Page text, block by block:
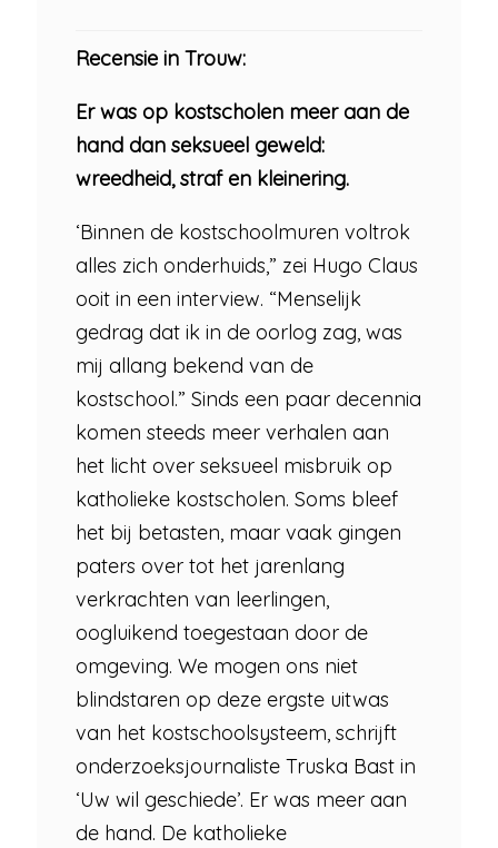
Recensie in Trouw:
Er was op kostscholen meer aan de
hand dan seksueel geweld:
wreedheid, straf en kleinering.
‘Binnen de kostschoolmuren voltrok
alles zich onderhuids,” zei Hugo Claus
ooit in een interview. “Menselijk
gedrag dat ik in de oorlog zag, was
mij allang bekend van de
kostschool.” Sinds een paar decennia
komen steeds meer verhalen aan
het licht over seksueel misbruik op
katholieke kostscholen. Soms bleef
het bij betasten, maar vaak gingen
paters over tot het jarenlang
verkrachten van leerlingen,
oogluikend toegestaan door de
omgeving. We mogen ons niet
blindstaren op deze ergste uitwas
van het kostschoolsysteem, schrijft
onderzoeksjournaliste Truska Bast in
‘Uw wil geschiede’. Er was meer aan
de hand. De katholieke